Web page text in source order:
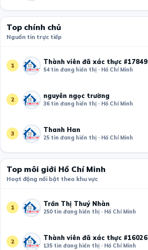
Top chính chủ
Nguồn tin trực tiếp
1 Thành viên đã xác thực #17849
54 tin đang hiển thị · Hồ Chí Minh
2 nguyễn ngọc trường
36 tin đang hiển thị · Hồ Chí Minh
3 Thanh Han
25 tin đang hiển thị · Hồ Chí Minh
Top môi giới Hồ Chí Minh
Hoạt động nổi bật theo khu vực
1 Trần Thị Thuý Nhàn
250 tin đang hiển thị · Hồ Chí Minh
2 Thành viên đã xác thực #16026
135 tin đang hiển thị · Hồ Chí Minh